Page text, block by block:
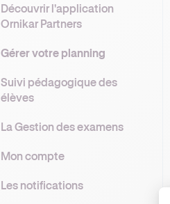
Assurance &
Réglementation
Financement
Protection sociale &
Prévoyance
Matériel & Outils
Réglementation &
Sécurité
Découvrir l'application
Ornikar Partners
Gérer votre planning
Suivi pédagogique des
élèves
La Gestion des examens
Mon compte
Les notifications